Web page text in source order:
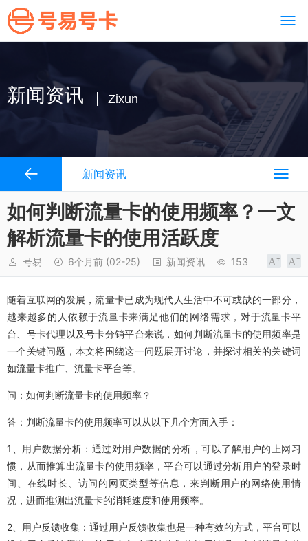
新闻资讯 Zixun
新闻资讯
如何判断流量卡的使用频率？一文
解析流量卡的使用活跃度
号易 6个月前 (02-25) 新闻资讯 153
随着互联网的发展，流量卡已成为现代人生活中不可或缺的一部分，
越来越多的人依赖于流量卡来满足他们的网络需求，对于流量卡平
台、号卡代理以及号卡分销平台来说，如何判断流量卡的使用频率是
一个关键问题，本文将围绕这一问题展开讨论，并探讨相关的关键词
如流量卡推广、流量卡平台等。
问：如何判断流量卡的使用频率？
答：判断流量卡的使用频率可以从以下几个方面入手：
1、用户数据分析：通过对用户数据的分析，可以了解用户的上网习
惯，从而推算出流量卡的使用频率，平台可以通过分析用户的登录时
间、在线时长、访问的网页类型等信息，来判断用户的网络使用情
况，进而推测出流量卡的消耗速度和使用频率。
2、用户反馈收集：通过用户反馈收集也是一种有效的方式，平台可以